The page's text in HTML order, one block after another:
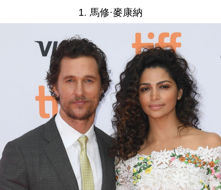
1. 馬修·麥康納